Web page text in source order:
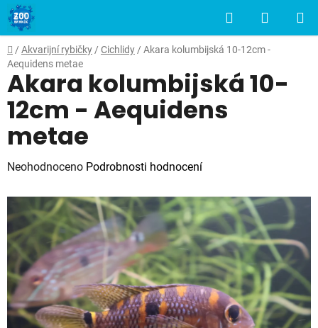
Přejít
na
obsah
Hledat
KOŠÍK
Domů
/ Akvarijní rybičky / Cichlidy / Akara kolumbijská 10-12cm -
Aequidens metae
Akara kolumbijská 10-
12cm - Aequidens
metae
Průměrné
produktu
je
0,0
5
hvězdiček.
Neohodnoceno Podrobnosti hodnocení